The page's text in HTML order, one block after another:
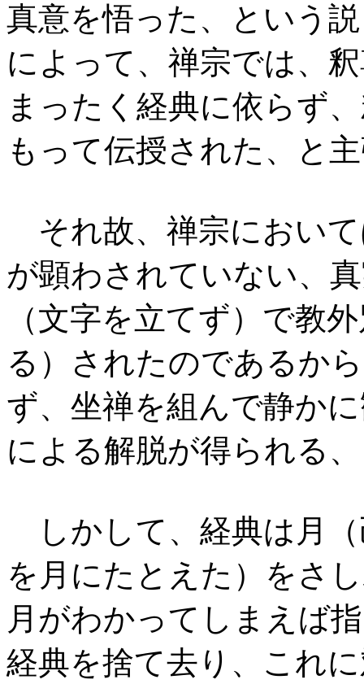
真意を悟った、という
によって、禅宗では、
まったく経典に依らず
もって伝授された、と
それ故、禅宗におい
が顕わされていない、
（文字を立てず）で教
る）されたのであるか
ず、坐禅を組んで静か
による解脱が得られる
しかして、経典は月
を月にたとえた）をさ
月がわかってしまえば
経典を捨て去り、これ